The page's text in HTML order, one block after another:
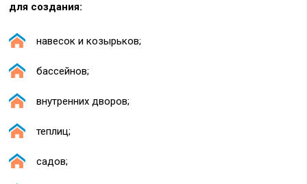
для создания:
навесок и козырьков;
бассейнов;
внутренних дворов;
теплиц;
садов;